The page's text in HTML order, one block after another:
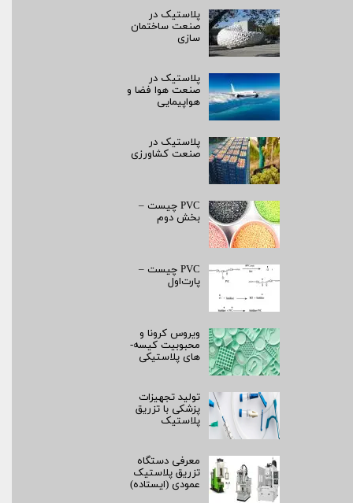
پلاستیک در
صنعت ساختمان
سازی
پلاستیک در
صنعت هوا فضا و
هواپیمایی
پلاستیک در
صنعت کشاورزی
PVC چیست –
بخش دوم
PVC چیست –
پارت‌اول
ویروس کرونا و
محبوبیت کیسه­
های پلاستیکی
تولید تجهیزات
پزشکی با تزریق
پلاستیک
معرفی دستگاه
تزریق پلاستیک
عمودی (ایستاده)